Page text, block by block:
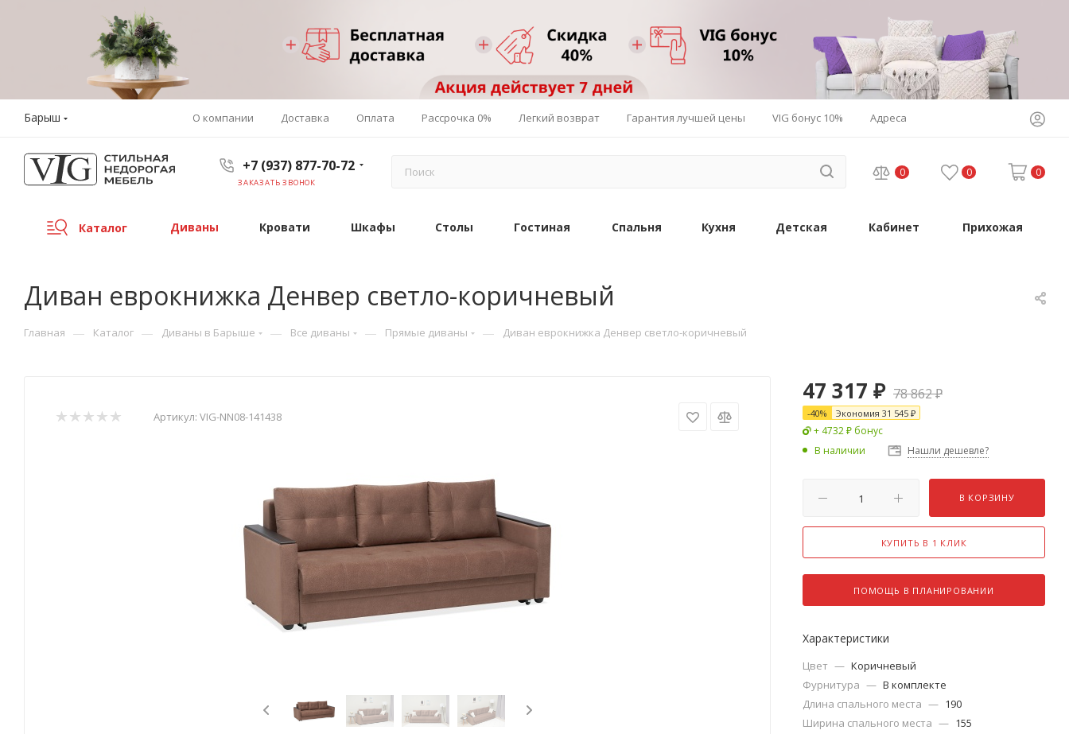
Барыш О компании Доставка Оплата Рассрочка 0% Легкий возврат Гарантия лучшей цены VIG бонус 10% Адреса
+7 (937) 877-70-72
ЗАКАЗАТЬ ЗВОНОК
0 0 0
Каталог Диваны Кровати Шкафы Столы Гостиная Спальня Кухня Детская Кабинет Прихожая
Диван еврокнижка Денвер светло-коричневый
Главная — Каталог — Диваны в Барыше — Все диваны — Прямые диваны — Диван еврокнижка Денвер светло-коричневый
Артикул: VIG-NN08-141438
47 317 ₽ 78 862₽
-40% Экономия 31 545 ₽
+ 4732 ₽ бонус
В наличии
Нашли дешевле?
В КОРЗИНУ
КУПИТЬ В 1 КЛИК
ПОМОЩЬ В ПЛАНИРОВАНИИ
Характеристики
Цвет — Коричневый
Фурнитура — В комплекте
Длина спального места — 190
Ширина спального места — 155